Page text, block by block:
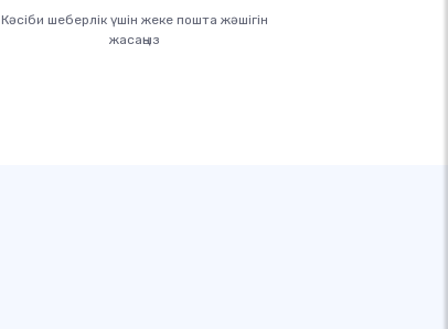
Кәсіби шеберлік үшін жеке пошта жәшігін
жасаңыз